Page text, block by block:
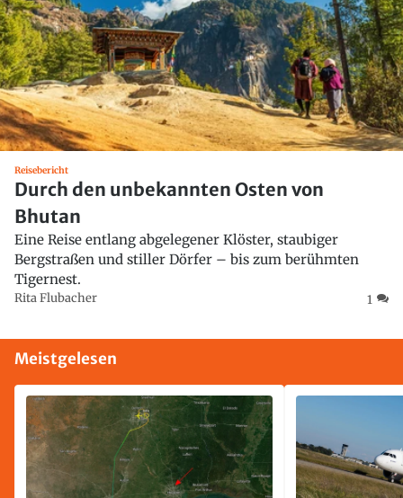
Reisebericht
Durch den unbekannten Osten von
Bhutan
Eine Reise entlang abgelegener Klöster, staubiger
Bergstraßen und stiller Dörfer – bis zum berühmten
Tigernest.
Rita Flubacher 1
Meistgelesen